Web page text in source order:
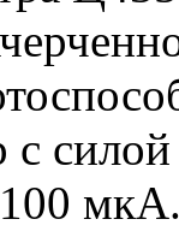
с
100